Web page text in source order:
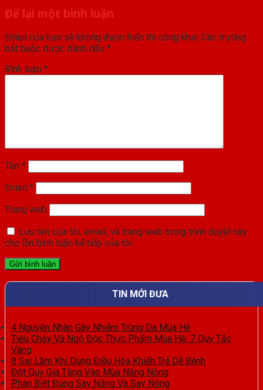
Để lại một bình luận
Email của bạn sẽ không được hiển thị công khai. Các trường
bắt buộc được đánh dấu *
Bình luận *
Tên *
Email *
Trang web
Lưu tên của tôi, email, và trang web trong trình duyệt này
cho lần bình luận kế tiếp của tôi.
TIN MỚI ĐƯA
4 Nguyên Nhân Gây Nhiễm Trùng Da Mùa Hè
Tiêu Chảy Và Ngộ Độc Thực Phẩm Mùa Hè: 7 Quy Tắc
Vàng
8 Sai Lầm Khi Dùng Điều Hòa Khiến Trẻ Dễ Bệnh
Đột Quỵ Gia Tăng Vào Mùa Nắng Nóng
Phân Biệt Đúng Say Nắng Và Say Nóng